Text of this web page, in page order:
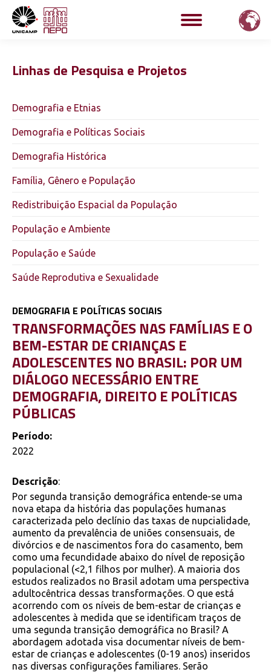
Linhas de Pesquisa e Projetos
Demografia e Etnias
Demografia e Políticas Sociais
Demografia Histórica
Família, Gênero e População
Redistribuição Espacial da População
População e Ambiente
População e Saúde
Saúde Reprodutiva e Sexualidade
DEMOGRAFIA E POLÍTICAS SOCIAIS
TRANSFORMAÇÕES NAS FAMÍLIAS E O
BEM-ESTAR DE CRIANÇAS E
ADOLESCENTES NO BRASIL: POR UM
DIÁLOGO NECESSÁRIO ENTRE
DEMOGRAFIA, DIREITO E POLÍTICAS
PÚBLICAS
Período:
2022
Descrição:
Por segunda transição demográfica entende-se uma
nova etapa da história das populações humanas
caracterizada pelo declínio das taxas de nupcialidade,
aumento da prevalência de uniões consensuais, de
divórcios e de nascimentos fora do casamento, bem
como uma fecundidade abaixo do nível de reposição
populacional (<2,1 filhos por mulher). A maioria dos
estudos realizados no Brasil adotam uma perspectiva
adultocêntrica dessas transformações. O que está
acorrendo com os níveis de bem-estar de crianças e
adolescentes à medida que se identificam traços de
uma segunda transição demográfica no Brasil? A
abordagem adotada visa documentar níveis de bem-
estar de crianças e adolescentes (0-19 anos) inseridos
nas diversas configurações familiares. Serão